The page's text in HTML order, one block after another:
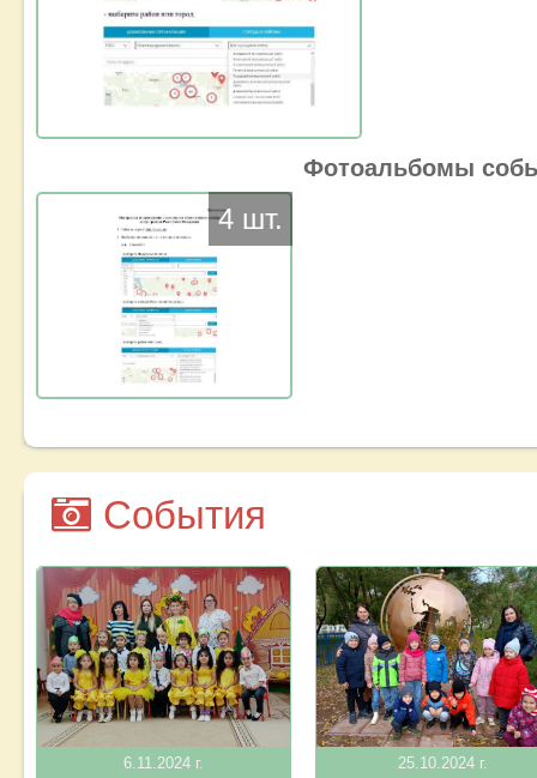
Фотоальбомы
4 шт.
События
6.11.2024 г. 25.10.2024 г.